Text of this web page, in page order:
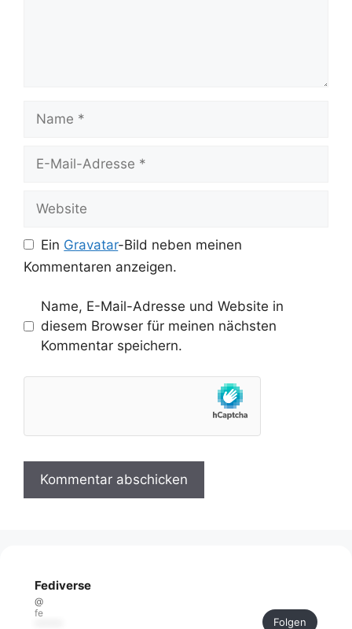
Mail-
Ein Gravatar-Bild neben meinen
Kommentaren anzeigen.
Name, E-Mail-Adresse und Website in
diesem Browser für meinen nächsten
Kommentar speichern.
Fediverse
@
fe
Folgen